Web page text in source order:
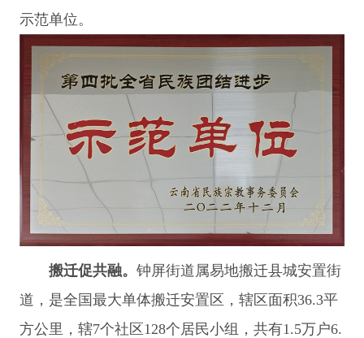
示范单位。
搬迁促共融。 钟屏街道属易地搬迁县城安置街
道，是全国最大单体搬迁安置区，辖区面积36.3平
方公里，辖7个社区128个居民小组，共有1.5万户6.